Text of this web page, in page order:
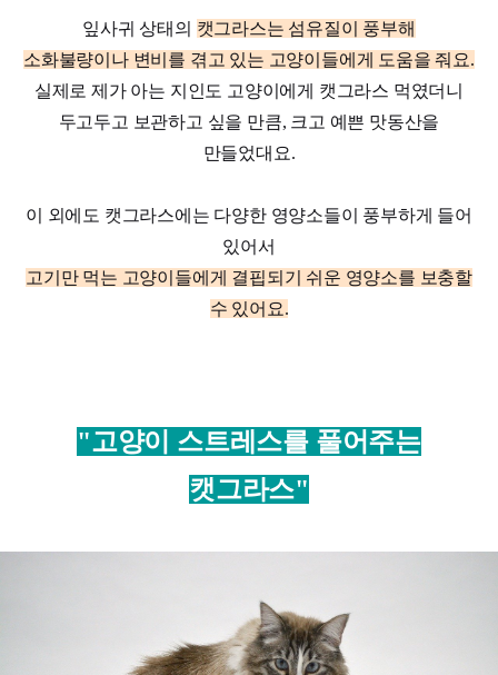
잎사귀 상태의 캣그라스는 섬유질이 풍부해
소화불량이나 변비를 겪고 있는 고양이들에게 도움을 줘요.
실제로 제가 아는 지인도 고양이에게 캣그라스 먹였더니
두고두고 보관하고 싶을 만큼, 크고 예쁜 맛동산을
만들었대요.
이 외에도 캣그라스에는 다양한 영양소들이 풍부하게 들어
있어서
고기만 먹는 고양이들에게 결핍되기 쉬운 영양소를 보충할
수 있어요.
"고양이 스트레스를 풀어주는
캣그라스"